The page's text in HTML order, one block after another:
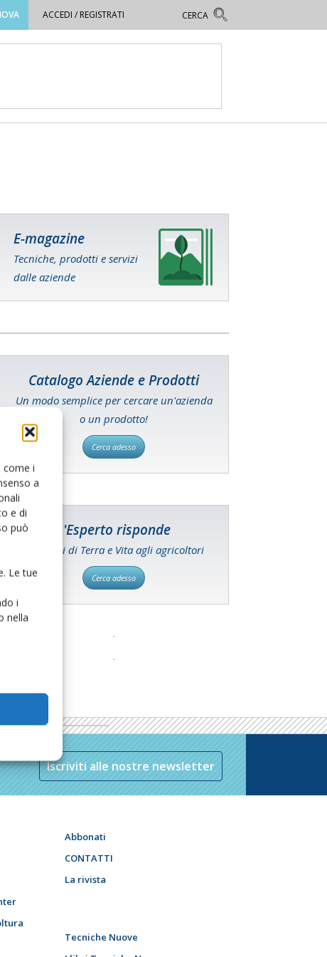
come i
a
e di
può
Le tue
i
nella
ACCEDI / REGISTRATI
E-magazine
Tecniche, prodotti e servizi
dalle aziende
Catalogo Aziende e Prodotti
Un modo semplice per cercare un'azienda
o un prodotto!
Cerca adesso
L'Esperto risponde
I consigli di Terra e Vita agli agricoltori
Cerca adesso
Iscriviti alle nostre newsletter
Abbonati
CONTATTI
La rivista
Tecniche Nuove